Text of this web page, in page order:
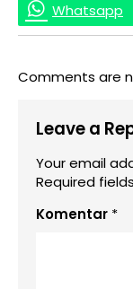
Whatsapp
Comments are
Leave a
Your email
Required
Komentar *